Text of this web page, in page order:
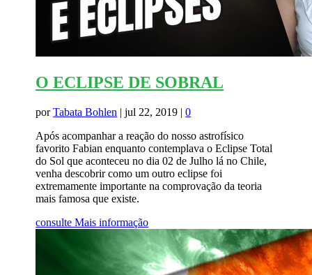
O ECLIPSE DE SOBRAL
porTabata Bohlen |jul 22, 2019 |0
Após acompanhar a reação do nosso astrofísico
favorito Fabian enquanto contemplava o Eclipse Total
do Sol que aconteceu no dia 02 de Julho lá no Chile,
venha descobrir como um outro eclipse foi
extremamente importante na comprovação da teoria
mais famosa que existe.
consulte Mais informação